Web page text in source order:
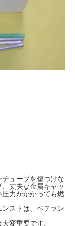
ューブを傷つけな
丈夫な金属キャッ
力がかかっても燃
ストは、ベテラン
変重要です。